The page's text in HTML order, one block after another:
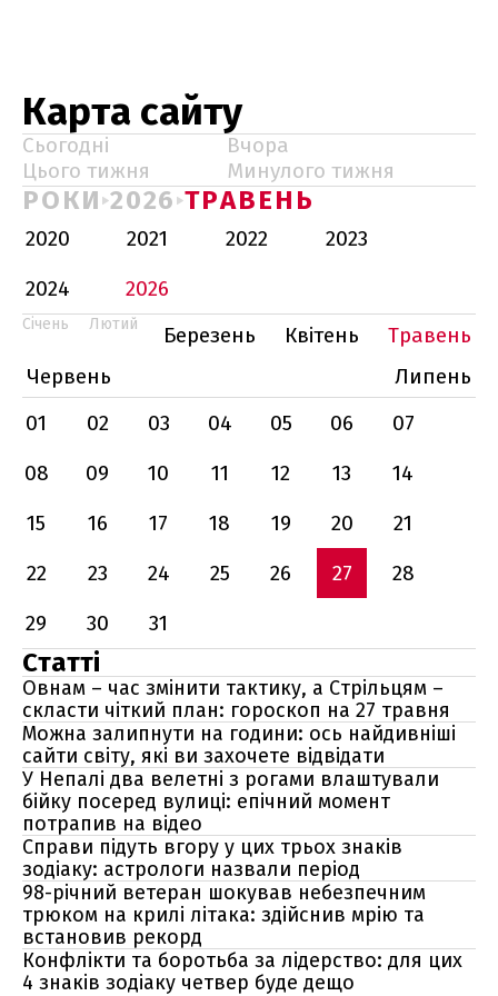
Карта сайту
Сьогодні
Вчора
Цього тижня
Минулого тижня
РОКИ 2026 ТРАВЕНЬ
2020 2021 2022
2023
2024
2026
Січень Лютий Березень Квітень
Травень
Червень
Липень
01
02 03 04 05 06
07
08
09 10 11 12 13
14
15
16 17 18 19 20
21
22
23 24 25 26 27
28
29
30 31
Статті
Овнам – час змінити тактику, а Стрільцям –
скласти чіткий план: гороскоп на 27 травня
Можна залипнути на години: ось найдивніші
сайти світу, які ви захочете відвідати
У Непалі два велетні з рогами влаштували
бійку посеред вулиці: епічний момент
потрапив на відео
Справи підуть вгору у цих трьох знаків
зодіаку: астрологи назвали період
98-річний ветеран шокував небезпечним
трюком на крилі літака: здійснив мрію та
встановив рекорд
Конфлікти та боротьба за лідерство: для цих
4 знаків зодіаку четвер буде дещо